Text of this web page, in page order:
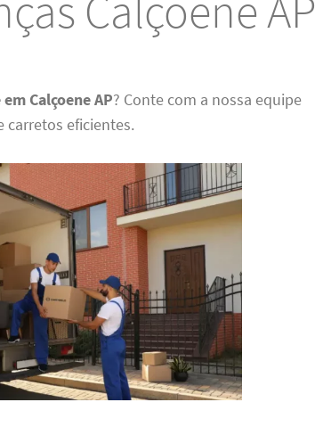
Calçoene AP? Conte com a nossa equipe
carretos eficientes.